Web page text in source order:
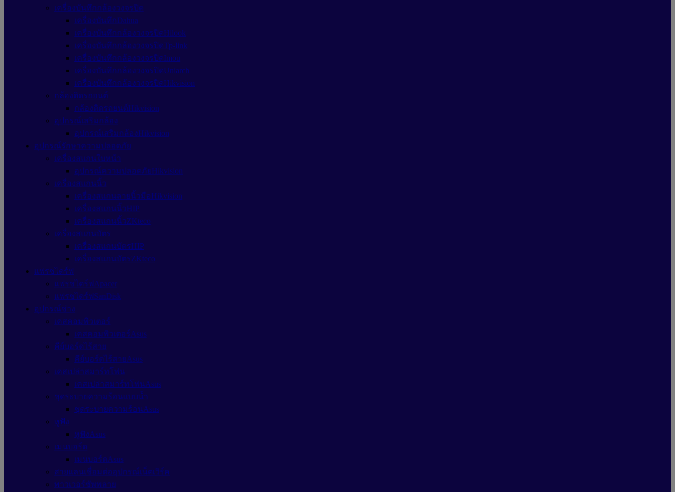
เครื่องบันทึกกล้องวงจรปิด
เครื่องบันทึกDahua
เครื่องบันทึกกล้องวงจรปิดHilook
เครื่องบันทึกกล้องวงจรปิดTp-link
เครื่องบันทึกกล้องวงจรปิดImou
เครื่องบันทึกกล้องวงจรปิดUniarch
เครื่องบันทึกกล้องวงจรปิดHikvision
กล้องติดรถยนต์
กล้องติดรถยนต์Hikvision
อุปกรณ์เสริมกล้อง
อุปกรณ์เสริมกล้องHikvision
อุปกรณ์รักษาความปลอดภัย
เครื่องสแกนใบหน้า
อุปกรณ์ความปลอดภัยHikvision
เครื่องสแกนนิ้ว
เครื่องสแกนลายนิ้วมือHikvision
เครื่องสแกนนิ้วHIP
เครื่องสแกนนิ้วZKteco
เครื่องสแกนบัตร
เครื่องสแกนบัตรHIP
เครื่องสแกนบัตรZKteco
แฟรชไดร์ฟ
แฟรชไดร์ฟApacer
แฟรชไดร์ฟSanDisk
อุปกรณ์ช่าง
เคสคอมพิวเตอร์
เคสคอมพิวเตอร์Asus
คีย์บอร์ดไร้สาย
คีย์บอร์ดไร้สายAsus
เคสเปล่าสมาร์ทโฟน
เคสเปล่าสมาร์ทโฟนAsus
ชุดระบายความร้อนแบบน้ำ
ชุดระบายความร้อนAsus
หูฟัง
หูฟังAsus
เมนบอร์ด
เมนบอร์ดAsus
สายแลนเชื่อมต่ออุปกรณ์เน็ตเวิร์ค
พาวเวอร์ซัพพลาย